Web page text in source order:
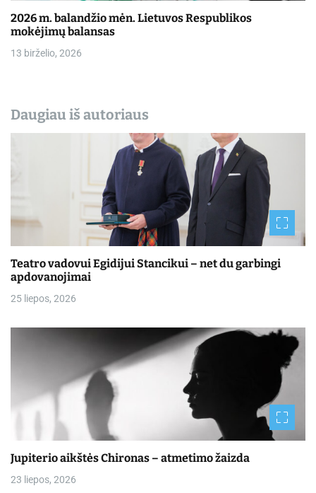
2026 m. balandžio mėn. Lietuvos Respublikos
mokėjimų balansas
13 birželio, 2026
Daugiau iš autoriaus
Teatro vadovui Egidijui Stancikui – net du garbingi
apdovanojimai
25 liepos, 2026
Jupiterio aikštės Chironas – atmetimo žaizda
23 liepos, 2026